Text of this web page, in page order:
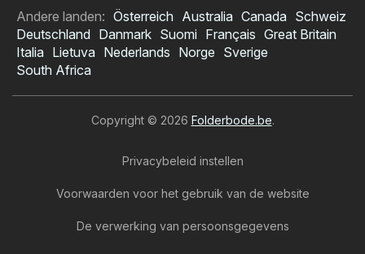
Andere landen: Österreich Australia Canada Schweiz
Deutschland Danmark Suomi Français Great Britain
Italia Lietuva Nederlands Norge Sverige
South Africa
Copyright © 2026 Folderbode.be.
Privacybeleid instellen
Voorwaarden voor het gebruik van de website
De verwerking van persoonsgegevens